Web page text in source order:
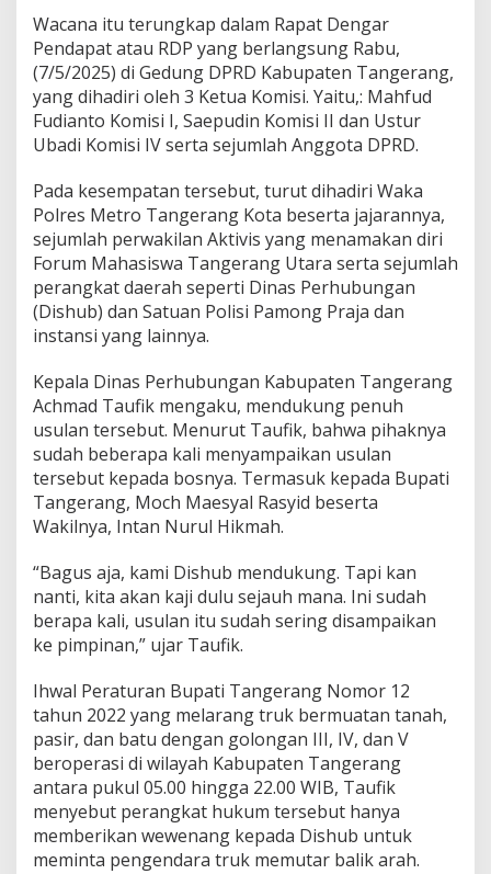
l
a
k
a
n
M
u
S
a
n
t
r
d
T
a
n
g
e
r
a
n
Wacana itu terungkap dalam Rapat Dengar
Pendapat atau RDP yang berlangsung Rabu,
(7/5/2025) di Gedung DPRD Kabupaten Tangerang,
yang dihadiri oleh 3 Ketua Komisi. Yaitu,: Mahfud
Fudianto Komisi I, Saepudin Komisi II dan Ustur
Ubadi Komisi IV serta sejumlah Anggota DPRD.
Pada kesempatan tersebut, turut dihadiri Waka
Polres Metro Tangerang Kota beserta jajarannya,
sejumlah perwakilan Aktivis yang menamakan diri
Forum Mahasiswa Tangerang Utara serta sejumlah
perangkat daerah seperti Dinas Perhubungan
(Dishub) dan Satuan Polisi Pamong Praja dan
instansi yang lainnya.
Kepala Dinas Perhubungan Kabupaten Tangerang
Achmad Taufik mengaku, mendukung penuh
usulan tersebut. Menurut Taufik, bahwa pihaknya
sudah beberapa kali menyampaikan usulan
tersebut kepada bosnya. Termasuk kepada Bupati
Tangerang, Moch Maesyal Rasyid beserta
Wakilnya, Intan Nurul Hikmah.
“Bagus aja, kami Dishub mendukung. Tapi kan
nanti, kita akan kaji dulu sejauh mana. Ini sudah
berapa kali, usulan itu sudah sering disampaikan
ke pimpinan,” ujar Taufik.
Ihwal Peraturan Bupati Tangerang Nomor 12
tahun 2022 yang melarang truk bermuatan tanah,
pasir, dan batu dengan golongan III, IV, dan V
beroperasi di wilayah Kabupaten Tangerang
antara pukul 05.00 hingga 22.00 WIB, Taufik
menyebut perangkat hukum tersebut hanya
memberikan wewenang kepada Dishub untuk
meminta pengendara truk memutar balik arah.